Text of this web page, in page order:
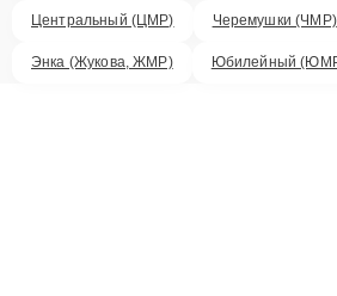
Центральный (ЦМР) Черемушки (ЧМР)
Энка (Жукова, ЖМР) Юбилейный